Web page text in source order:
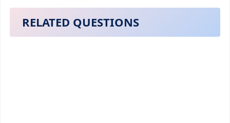
RELATED QUESTIONS